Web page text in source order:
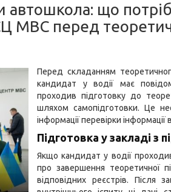
автошкола: що
МВС перед
Перед складанням
кандидат у водії має
проходив підготовку до
шляхом самопідготовки. Це
інформації перевірки
Підготовка у закладі з
Якщо кандидат у водії
про завершення теоретичної
відповідних реєстрів. Після